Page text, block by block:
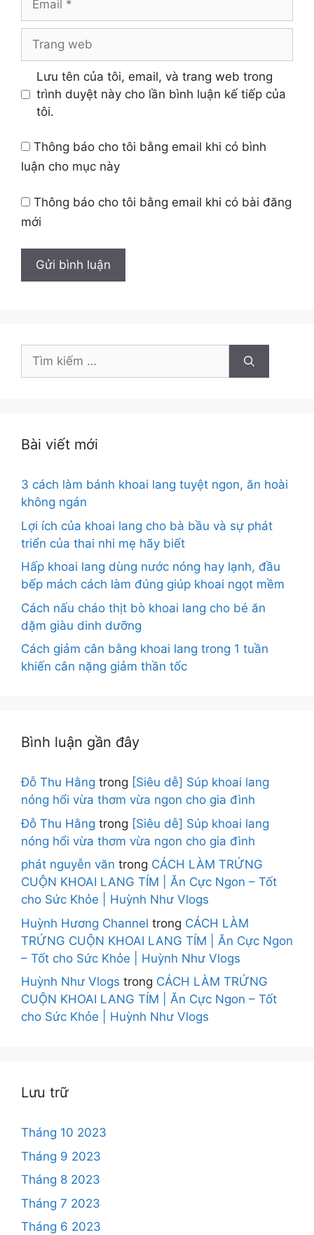
web
Lưu tên của tôi, email, và trang web trong
trình duyệt này cho lần bình luận kế tiếp của
tôi.
Thông báo cho tôi bằng email khi có bình
luận cho mục này
Thông báo cho tôi bằng email khi có bài đăng
mới
Tìm
Bài viết mới
3 cách làm bánh khoai lang tuyệt ngon, ăn hoài
không ngán
Lợi ích của khoai lang cho bà bầu và sự phát
triển của thai nhi mẹ hãy biết
Hấp khoai lang dùng nước nóng hay lạnh, đầu
bếp mách cách làm đúng giúp khoai ngọt mềm
Cách nấu cháo thịt bò khoai lang cho bé ăn
dặm giàu dinh dưỡng
Cách giảm cân bằng khoai lang trong 1 tuần
khiến cân nặng giảm thần tốc
Bình luận gần đây
Đỗ Thu Hằng trong [Siêu dễ] Súp khoai lang
nóng hổi vừa thơm vừa ngon cho gia đình
Đỗ Thu Hằng trong [Siêu dễ] Súp khoai lang
nóng hổi vừa thơm vừa ngon cho gia đình
phát nguyễn văn trong CÁCH LÀM TRỨNG
CUỘN KHOAI LANG TÍM | Ăn Cực Ngon – Tốt
cho Sức Khỏe | Huỳnh Như Vlogs
Huỳnh Hương Channel trong CÁCH LÀM
TRỨNG CUỘN KHOAI LANG TÍM | Ăn Cực Ngon
– Tốt cho Sức Khỏe | Huỳnh Như Vlogs
Huỳnh Như Vlogs trong CÁCH LÀM TRỨNG
CUỘN KHOAI LANG TÍM | Ăn Cực Ngon – Tốt
cho Sức Khỏe | Huỳnh Như Vlogs
Lưu trữ
Tháng 10 2023
Tháng 9 2023
Tháng 8 2023
Tháng 7 2023
Tháng 6 2023